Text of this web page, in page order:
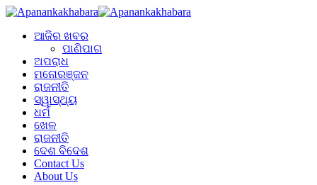
ଆଜିର ଖବର
ପାଣିପାଗ
ଅପରାଧ
ମନୋରଞ୍ଜନ
ରାଜନୀତି
ସ୍ୱାସ୍ଥ୍ୟ
ଧର୍ମ
ଖେଳ
ରାଜନୀତି
ଦେଶ ବିଦେଶ
Contact Us
About Us